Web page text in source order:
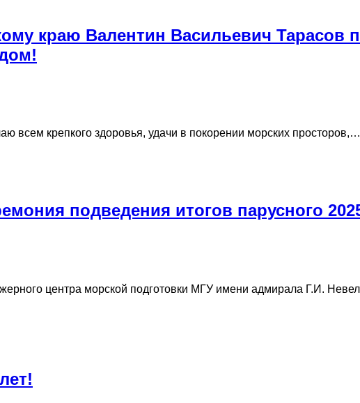
краю Валентин Васильевич Тарасов
крепкого здоровья, удачи в покорении морских просторов,…
подведения итогов парусного
центра морской подготовки МГУ имени адмирала Г.И.